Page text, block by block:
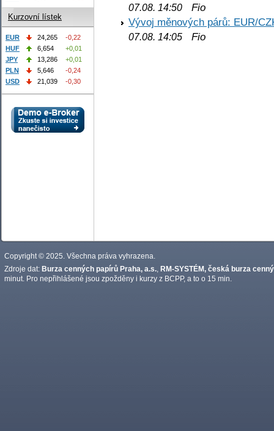
07.08. 14:50 Fio
Vývoj měnových párů: EUR/
07.08. 14:05 Fio
Kurzovní lístek
EUR 24,265
-0,22
HUF
6,654
+0,01
JPY
13,286
+0,01
PLN
5,646
-0,24
USD
21,039 -0,30
Copyright © 2025. Všechna práva vyhrazena.
Zdroje dat: Burza cenných papírů Praha, a.s. RM-SYSTÉM, česká burza
minut. Pro nepřihlášené jsou zpožděny i kurzy z BCPP, a to o 15 min.